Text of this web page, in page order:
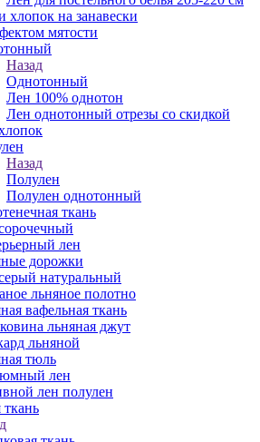
хлопок на занавески
мятости
Назад
Однотонный
Лен 100% однотон
Лен однотонный отрезы со скидкой
Назад
Полулен
Полулен однотонный
ткань
лен
дорожки
натуральный
льняное полотно
вафельная ткань
льняная джут
льняной
тюль
лен
лен полулен